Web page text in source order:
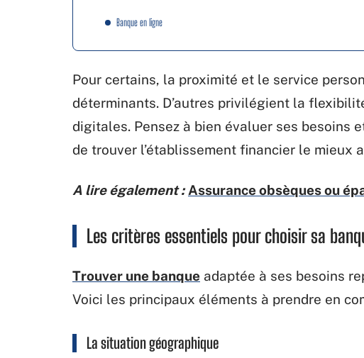
Banque en ligne
Pour certains, la proximité et le service
déterminants. D’autres privilégient la
digitales. Pensez à bien évaluer ses besoins
de trouver l’établissement financier le mieux
A lire également : Assurance obsèques ou
Les critères essentiels pour choisir sa
Trouver une banque adaptée à ses besoins
Voici les principaux éléments à prendre en
La situation géographique